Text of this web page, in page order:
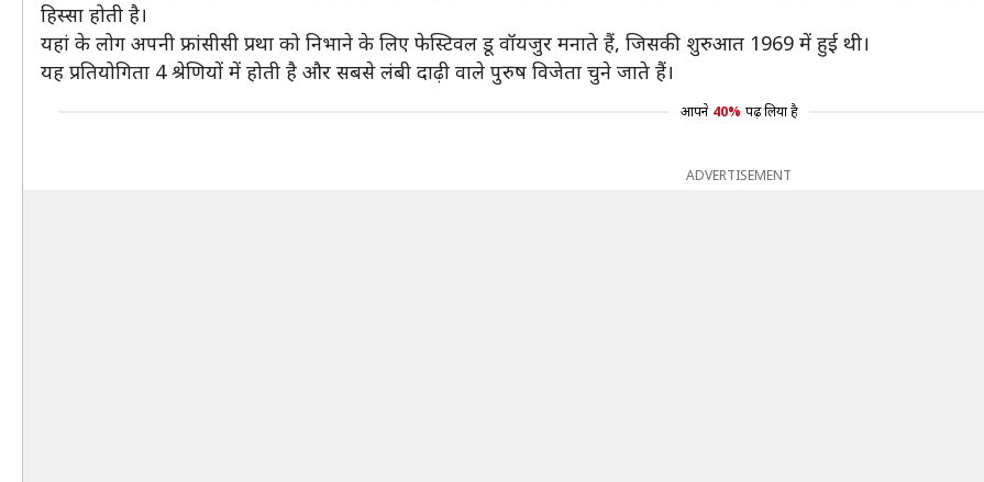
हिस्सा होती है।
यहां के लोग अपनी फ्रांसीसी प्रथा को निभाने के लिए फेस्टिवल डू वॉयजुर मनाते हैं, जिसकी शुरुआत 1969 में हुई थी।
यह प्रतियोगिता 4 श्रेणियों में होती है और सबसे लंबी दाढ़ी वाले पुरुष विजेता चुने जाते हैं।
आपने 40% पढ़ लिया है
ADVERTISEMENT